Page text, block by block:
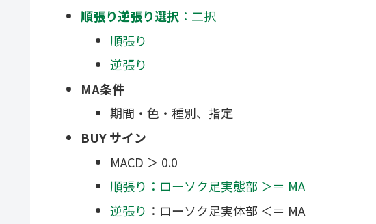
順張り逆張り選択 ：二択
順張り
逆張り
MA条件
期間・色・種別、指定
BUY サイン
MACD ＞ 0.0
順張り：ローソク足実態部 ＞＝ MA
逆張り ：ローソク足実体部 ＜＝ MA